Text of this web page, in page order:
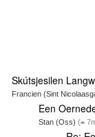
Skútsjesilen
Francien (Sint
Een
Stan (Oss)(